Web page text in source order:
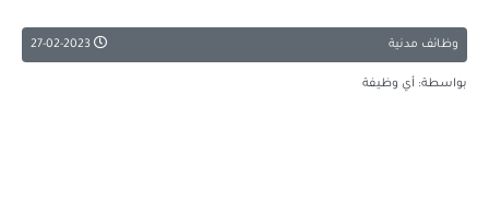
وظائف مدنية
بواسطة: أي وظيفة